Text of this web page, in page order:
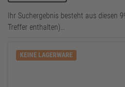
Ihr Suchergebnis besteht aus diesen
Treffer enthalten)…
KEINE LAGERWARE